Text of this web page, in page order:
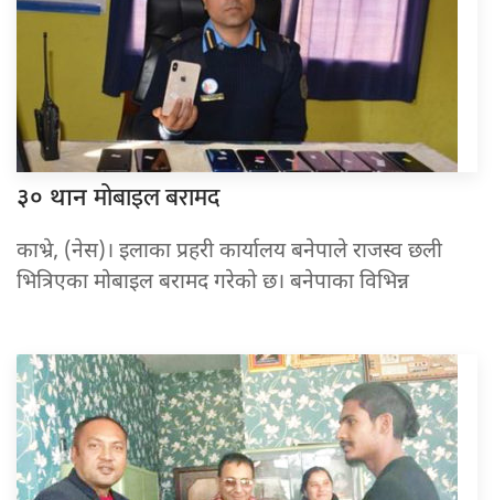
३० थानमोबाइल बरामद
काभ्रे, (नेस)। इलाका प्रहरी कार्यालय बनेपाले राजस्व छली
भित्रिएका मोबाइल बरामद गरेको छ। बनेपाका विभिन्न